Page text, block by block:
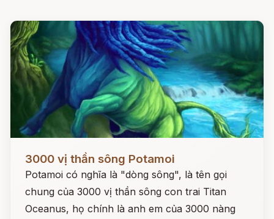
3000 vị thần sông Potamoi
Potamoi có nghĩa là "dòng sông", là tên gọi
chung của 3000 vị thần sông con trai Titan
Oceanus, họ chính là anh em của 3000 nàng